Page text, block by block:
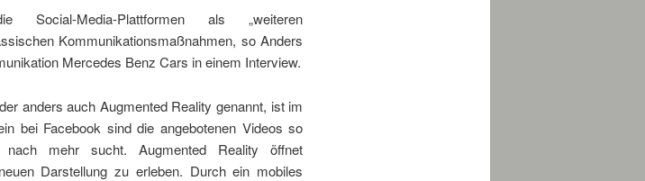
Media-Plattformen als „weiteren
Kommunikationsmaßnahmen, so Anders
Mercedes Benz Cars in einem Interview.
anders auch Augmented Reality genannt, ist im
bei Facebook sind die angebotenen Videos so
mehr sucht. Augmented Reality öffnet
Darstellung zu erleben. Durch ein mobiles